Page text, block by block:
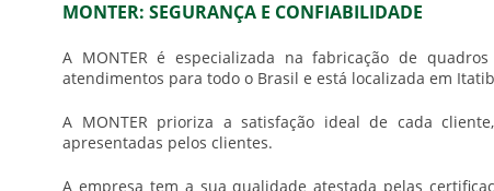
MONTER: SEGURANÇA E CONFIABILIDADE
A MONTER é especializada na fabricação de
atendimentos para todo o Brasil e está localizada em
A MONTER prioriza a satisfação ideal de cada
apresentadas pelos clientes.
A empresa tem a sua qualidade atestada pelas